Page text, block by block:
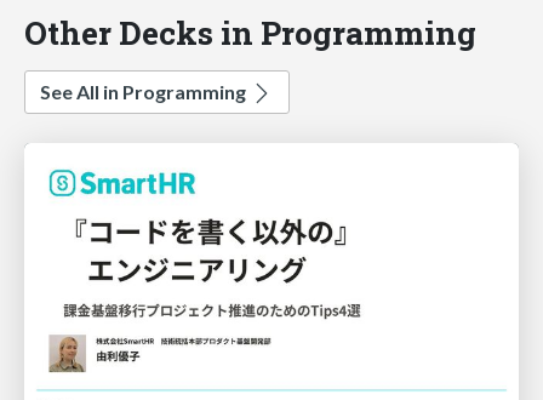
Other Decks in Programming
See All in Programming